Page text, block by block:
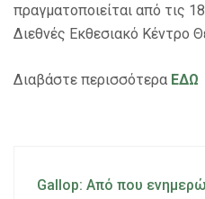
πραγματοποιείται από τις
Διεθνές Εκθεσιακό Κέντρο
Διαβάστε περισσότερα ΕΔΩ
Gallop: Από που